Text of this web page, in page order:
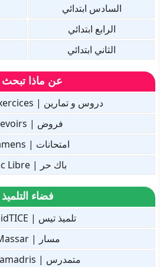
السادس ابتدائي
الرابع ابتدائي
الثاني ابتدائي
عن ماذا
دروس و تمارين | Cours et Exercices
فروض | Devoirs
امتحانات | Examens
باك حر | Bac Libre
فضاء التلميذ
تلميذ تيس | TelmidTICE
مسار | Massar
متمدرس | Moutamadris